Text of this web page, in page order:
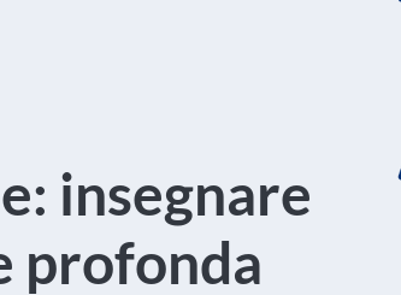
insegnare
profonda